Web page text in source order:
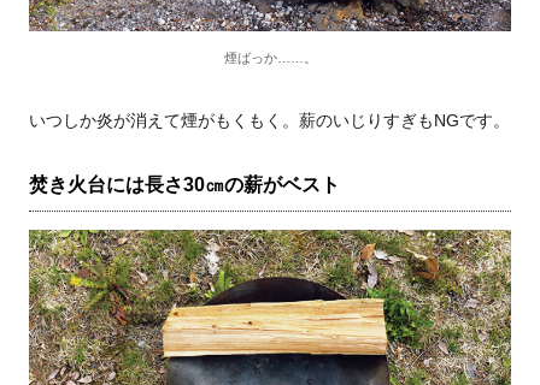
煙ばっか……。
いつしか炎が消えて煙がもくもく。薪のいじりすぎもNGです。
焚き火台には長さ30㎝の薪がベスト